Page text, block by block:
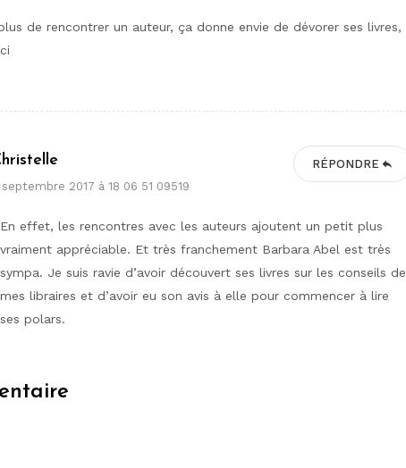
de rencontrer un auteur, ça donne envie de dévorer ses livres,
septembre 2017 à 18 06 51 09519
En effet, les rencontres avec les auteurs ajoutent un petit plus
vraiment appréciable. Et très franchement Barbara Abel est très
sympa. Je suis ravie d’avoir découvert ses livres sur les conseils de
mes libraires et d’avoir eu son avis à elle pour commencer à lire
ses polars.
RÉPONDRE